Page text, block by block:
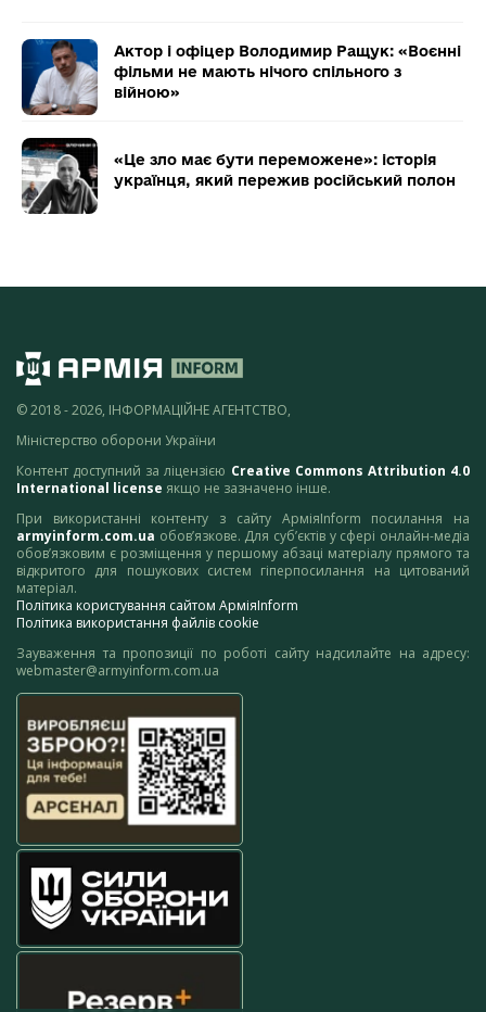
Актор і офіцер Володимир Ращук: «Воєнні
фільми не мають нічого спільного з
війною»
«Це зло має бути переможене»: історія
українця, який пережив російський полон
© 2018 - 2026, ІНФОРМАЦІЙНЕ АГЕНТСТВО,
Міністерство оборони України
Контент доступний за ліцензією Creative Commons Attribution 4.0
International license якщо не зазначено інше.
При використанні контенту з сайту АрміяInform посилання на
armyinform.com.ua обов’язкове. Для суб’єктів у сфері онлайн-медіа
обов’язковим є розміщення у першому абзаці матеріалу прямого та
відкритого для пошукових систем гіперпосилання на цитований
матеріал.
Політика користування сайтом АрміяInform
Політика використання файлів cookie
Зауваження та пропозиції по роботі сайту надсилайте на адресу:
webmaster@armyinform.com.ua